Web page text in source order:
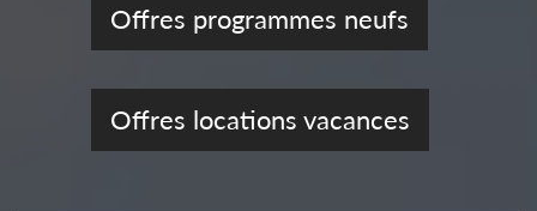
Offres programmes neufs
Offres locations vacances